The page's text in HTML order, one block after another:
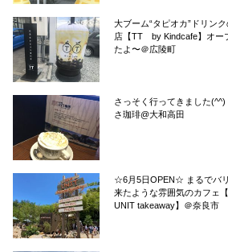
大ブーム“タピオカ”ドリンク
店【TT by Kindcafe】オー
たよ〜＠広陵町
さっそく行ってきました(^^)
さ珈琲@大和高田
☆6月5日OPEN☆ まるでバ
来たような雰囲気のカフェ
UNIT takeaway】＠奈良市